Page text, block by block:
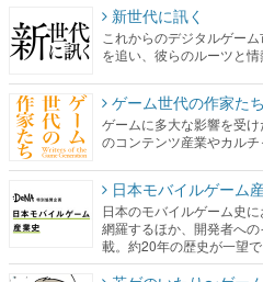
新世代に訊く
これからのデジタルゲー
を追い、彼らのルーツと情
ゲーム世代の作家たち
ゲームに多大な影響を受
のコンテンツ産業やカルチ
日本モバイルゲーム
日本のモバイルゲーム史
網羅するほか、開発者へ
載。約20年の歴史が一望で